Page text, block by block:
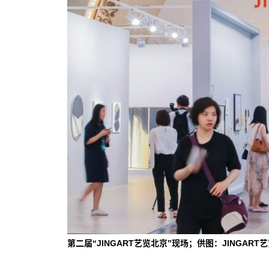
第二届“JINGART艺览北京”现场；供图：JINGART